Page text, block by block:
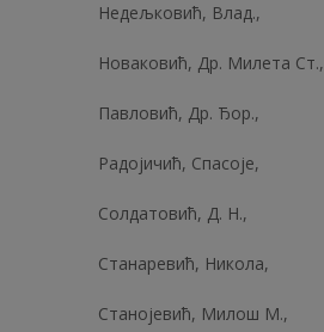
Недељковић, Влад.,
Новаковић, Др. Милета Ст.,
Павловић, Др. Ђор.,
Радојичић, Спасоје,
Солдатовић, Д. Н.,
Станаревић, Никола,
Станојевић, Милош М.,